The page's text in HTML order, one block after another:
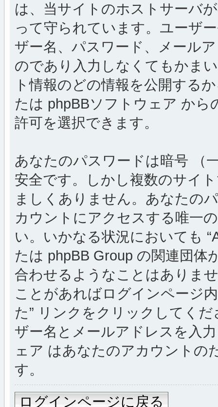
は、当サイトのホストサーバ
って守られています。ユーザ
ザー名、パスワード、メール
のであり入力しなくてもかま
ト情報のどの情報を公開する
たは phpBBソフトウェア から
許可を選択できます。
あなたのパスワードは暗号 （
安全です。しかし複数のサイ
ましくありません。あなたの
カウントにアクセスする唯一
い。いかなる状況においても
たは phpBB Group の関連団
合わせるようなことはありま
ことがあればログインページ
た” リンクをクリックしてく
ザー名とメールアドレスを入
ェア はあなたのアカウントの
す。
ログインページに戻る